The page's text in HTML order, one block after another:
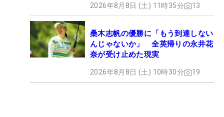
2026年8月8日 (土) 11時35分 13
桑木志帆の優勝に「もう到達しない
んじゃないか」 全英帰りの永井花
奈が受け止めた現実
2026年8月8日 (土) 10時30分 19